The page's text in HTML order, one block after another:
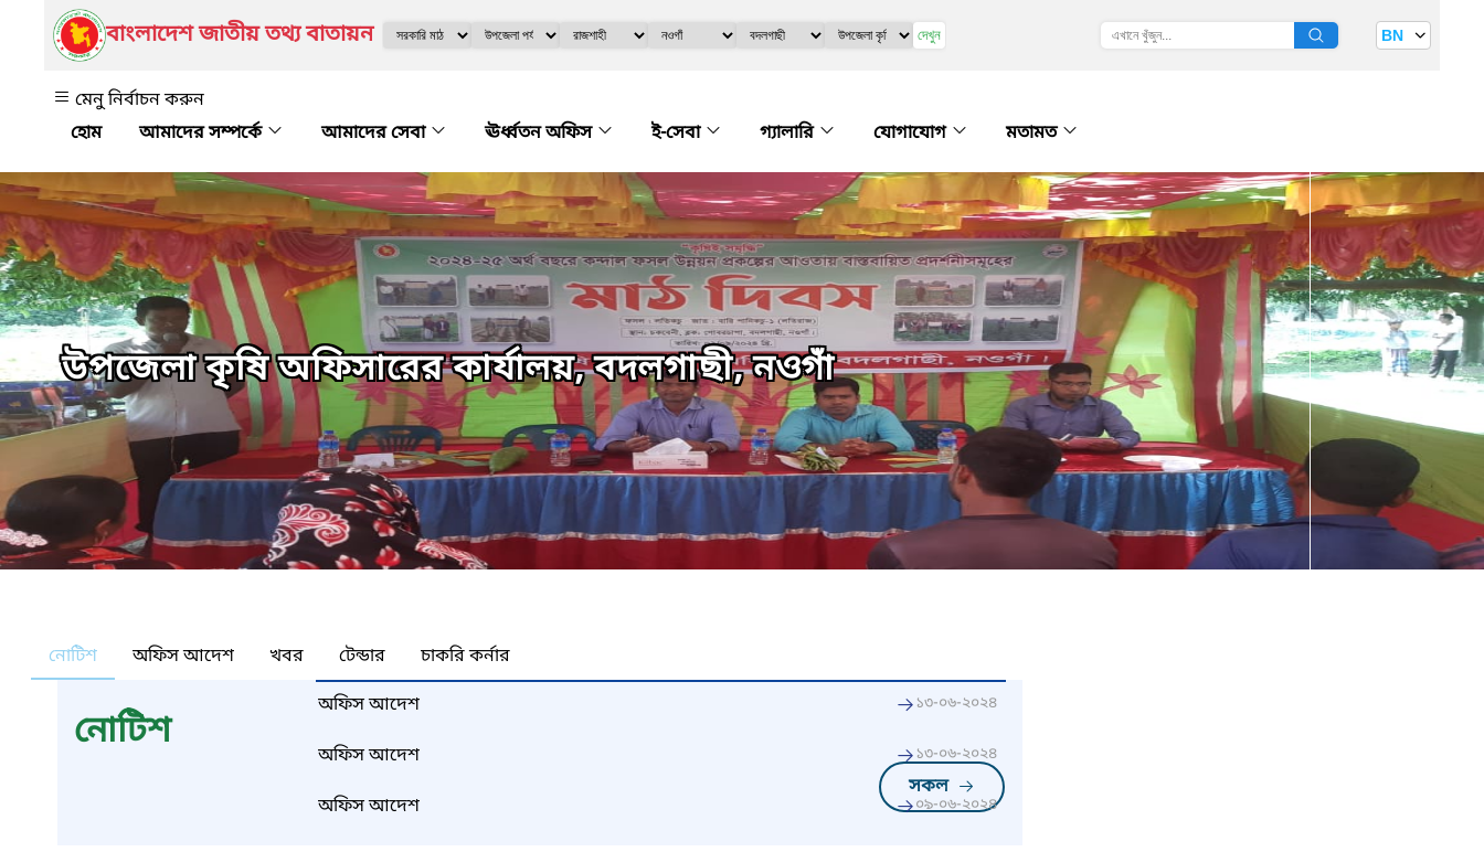
বাংলাদেশ জাতীয় তথ্য বাতায়ন দেখুন BN
মেনু নির্বাচন করুন
আমাদের সম্পর্কে
আমাদের সেবা ঊর্ধ্বতন অফিস ই-সেবা গ্যালারি যোগাযোগ মতামত
উপজেলা কৃষি অফিসারের কার্যালয়, বদলগাছী, নওগাঁ
নোটিশ অফিস আদেশ খবর টেন্ডার চাকরি কর্নার
নোটিশ
সকল
অফিস আদেশ ১৩-০৬-২০২৪
অফিস আদেশ ১৩-০৬-২০২৪
অফিস আদেশ ০৯-০৬-২০২৪